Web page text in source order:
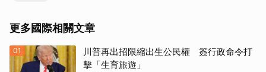
更多國際相關文章
01
川普再出招限縮出生公民權 簽行政命令打
擊「生育旅遊」